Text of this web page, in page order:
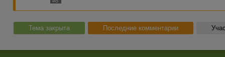
Тема закрыта Последние комментарии